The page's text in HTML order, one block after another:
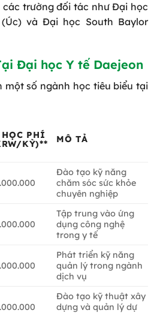
trường đối tác như Đại học
và Đại học South Baylor
Đại học Y tế Daejeon
một số ngành học tiêu biểu tại
PHÍ
KỲ)**
MÔ TẢ
Đào tạo kỹ năng
chăm sóc sức khỏe
chuyên nghiệp
Tập trung vào ứng
dụng công nghệ
trong y tế
Phát triển kỹ năng
quản lý trong ngành
dịch vụ
Đào tạo kỹ thuật xây
dựng và quản lý dự